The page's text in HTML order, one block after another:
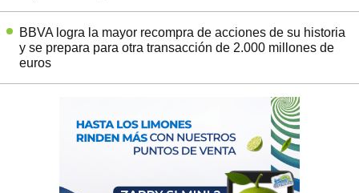
BBVA logra la mayor recompra de acciones de su historia
y se prepara para otra transacción de 2.000 millones de
euros